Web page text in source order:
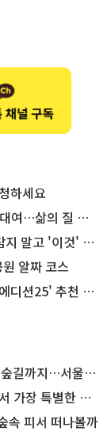
하세요
의 질 높인다
'이것' 해보세요!
알짜 코스
25' 추천 코스
울둘레길 15코스
편의점의 정체
속 피서 떠나볼까